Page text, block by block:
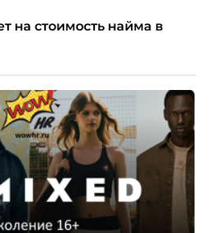
на стоимость найма в